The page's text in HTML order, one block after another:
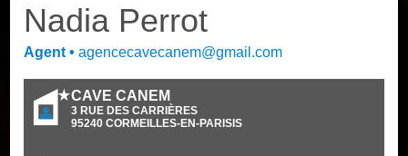
Nadia Perrot
Agent •agencecavecanem@gmail.com
CAVE CANEM
3 RUE DES CARRIÈRES
95240 CORMEILLES-EN-PARISIS